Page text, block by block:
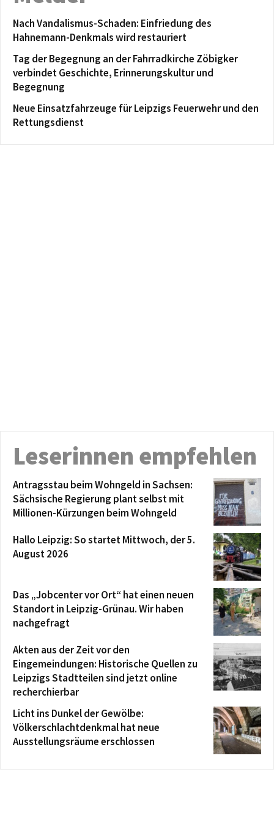
Nach Vandalismus-Schaden: Einfriedung des
Hahnemann-Denkmals wird restauriert
Tag der Begegnung an der Fahrradkirche Zöbigker
verbindet Geschichte, Erinnerungskultur und
Begegnung
Neue Einsatzfahrzeuge für Leipzigs Feuerwehr und den
Rettungsdienst
Leserinnen empfehlen
Antragsstau beim Wohngeld in Sachsen:
Sächsische Regierung plant selbst mit
Millionen-Kürzungen beim Wohngeld
Hallo Leipzig: So startet Mittwoch, der 5.
August 2026
Das „Jobcenter vor Ort“ hat einen neuen
Standort in Leipzig-Grünau. Wir haben
nachgefragt
Akten aus der Zeit vor den
Eingemeindungen: Historische Quellen zu
Leipzigs Stadtteilen sind jetzt online
recherchierbar
Licht ins Dunkel der Gewölbe:
Völkerschlachtdenkmal hat neue
Ausstellungsräume erschlossen